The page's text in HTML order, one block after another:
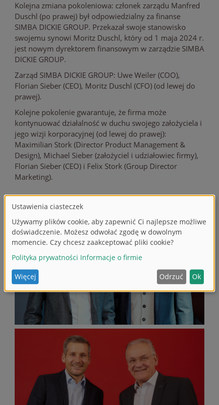
Kolejna zmiana pokoleniowa: członek zarządu Manfred
Duschl (po prawej) był odpowiedzialny za finanse
SIMBA DICKIE GROUP. Przekazał swoje stanowisko
swojemu synowi Moritz Duschl, który od 1 maja 2024 r.
jest nowym dyrektorem finansowym w zarządzie SIMBA
DICKIE GROUP.
Zarząd SIMBA DICKIE GROUP: Uwe Weiler (COO),
Florian Sieber (CEO), Moritz Duschl (CFO) (od lewej do
prawej).
Kolejne pokolenie gwarantuje, że firma może
kontynuować działalność w duchu swojego założyciela i
jego wizji korporacyjnej (od lewej do prawej):
Maximilian Stork (Director Product Management &
Design), Michael Sieber (założyciel i udziałowiec firmy),
Florian Sieber (CEO) i Felix Stork (Group Director
Marketing).